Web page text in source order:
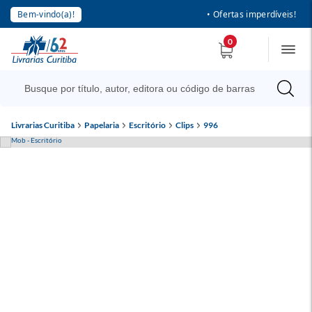
Bem-vindo(a)! • Ofertas imperdíveis!
0
Livrarias Curitiba Papelaria Escritório Clips 996